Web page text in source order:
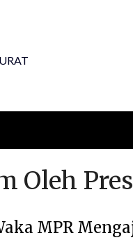
Oleh
MPR